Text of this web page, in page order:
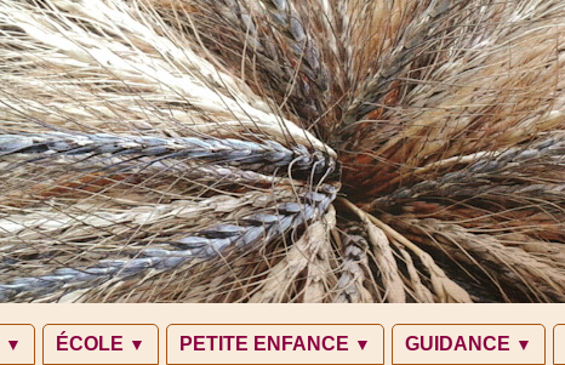
▼ ÉCOLE ▼ PETITE ENFANCE ▼ GUIDANCE ▼